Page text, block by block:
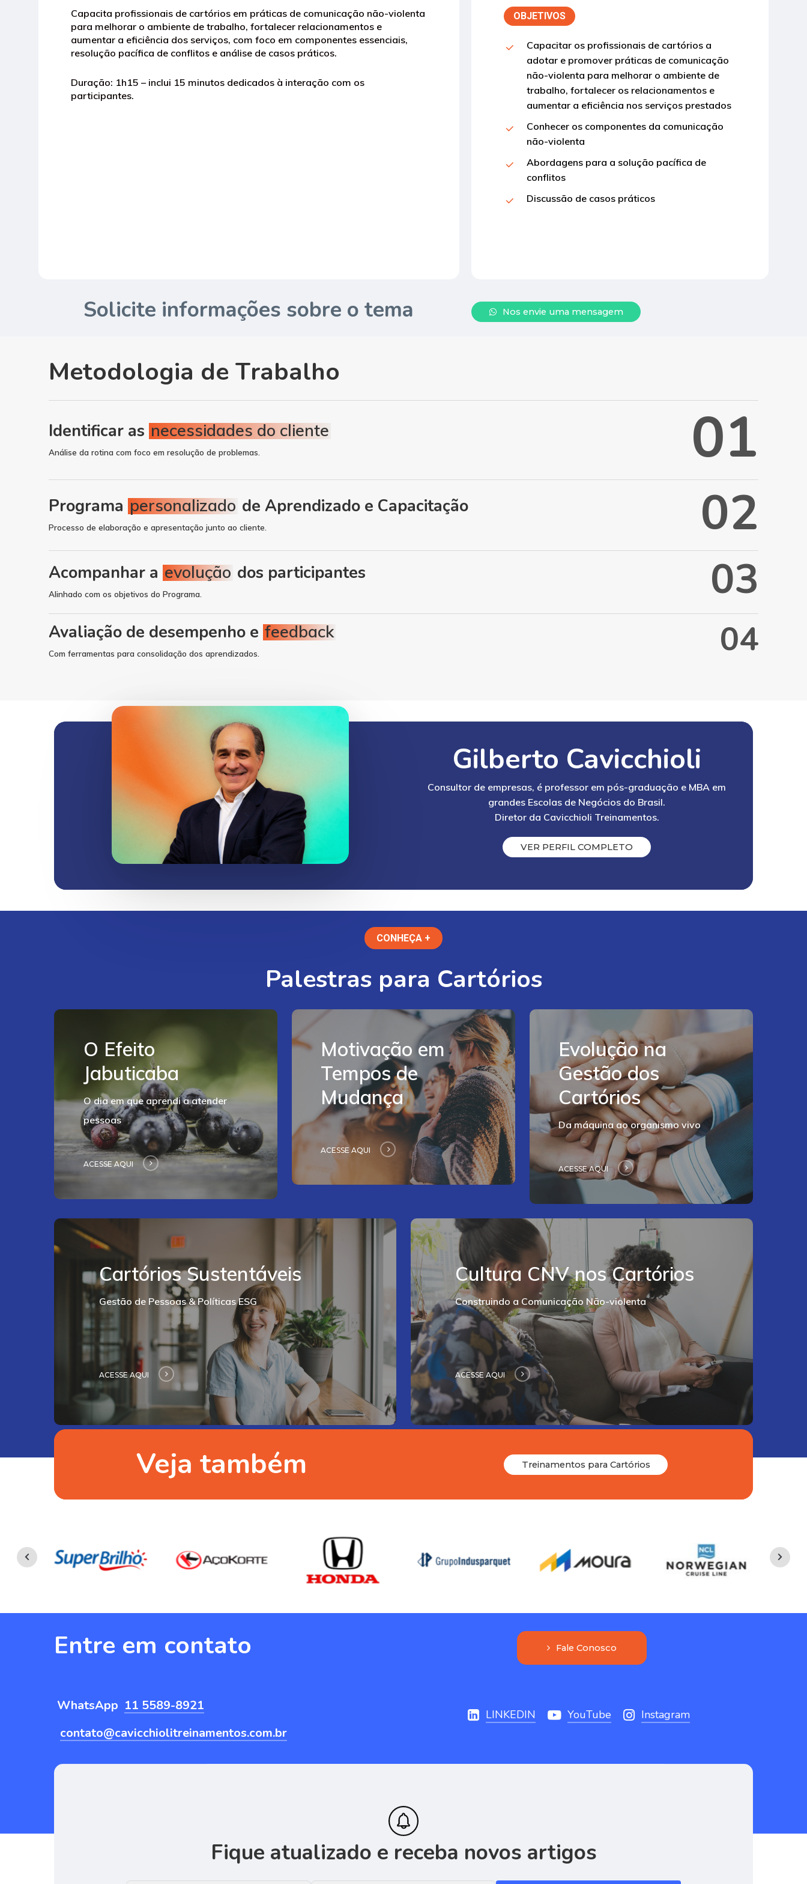
Capacita profissionais de cartórios em práticas de comunicação não-violenta
para melhorar o ambiente de trabalho, fortalecer relacionamentos e
aumentar a eficiência dos serviços, com foco em componentes essenciais,
resolução pacífica de conflitos e análise de casos práticos.
Duração: 1h15 – inclui 15 minutos dedicados à interação com os
participantes.
OBJETIVOS
Capacitar os profissionais de cartórios a
adotar e promover práticas de comunicação
não-violenta para melhorar o ambiente de
trabalho, fortalecer os relacionamentos e
aumentar a eficiência nos serviços prestados
Conhecer os componentes da comunicação
não-violenta
Abordagens para a solução pacífica de
conflitos
Discussão de casos práticos
Solicite informações sobre o tema Nos envie uma mensagem
Metodologia de Trabalho
Identificar as necessidades do cliente
Análise da rotina com foco em resolução de problemas. 01
Programa personalizado de Aprendizado e Capacitação
Processo de elaboração e apresentação junto ao cliente. 02
Acompanhar a evolução dos participantes
Alinhado com os objetivos do Programa. 03
Avaliação de desempenho e feedback
Com ferramentas para consolidação dos aprendizados. 04
Gilberto Cavicchioli
Consultor de empresas, é professor em pós-graduação e MBA em
grandes Escolas de Negócios do Brasil.
Diretor da Cavicchioli Treinamentos.
VER PERFIL COMPLETO
CONHEÇA +
Palestras para Cartórios
O Efeito
Jabuticaba
O dia em que aprendi a atender
pessoas
ACESSE AQUI
Motivação em
Tempos de
Mudança
ACESSE AQUI
Acesse
aqui
Evolução na
Gestão dos
Cartórios
Da máquina ao organismo vivo
ACESSE AQUI
aqui
Cartórios Sustentáveis
Gestão de Pessoas & Políticas ESG
ACESSE AQUI
Cultura CNV nos Cartórios
Construindo a Comunicação Não-violenta
ACESSE AQUI
Veja também Treinamentos para Cartórios
Entre em contato Fale Conosco
WhatsApp 11 5589-8921
contato@cavicchiolitreinamentos.com.br
LINKEDIN YouTube Instagram
Fique atualizado e receba novos artigos